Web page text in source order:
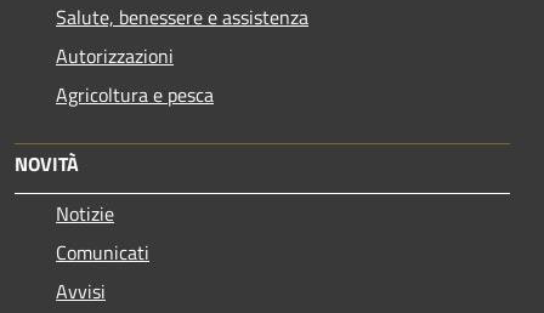
Salute, benessere e assistenza
Autorizzazioni
Agricoltura e pesca
NOVITÀ
Notizie
Comunicati
Avvisi